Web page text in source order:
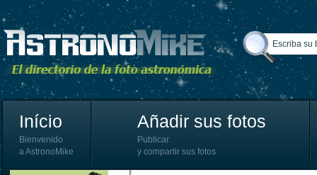
Início
Bienvenido
a AstronoMike
Añadir sus fotos
Publicar
y compartir sus fotos